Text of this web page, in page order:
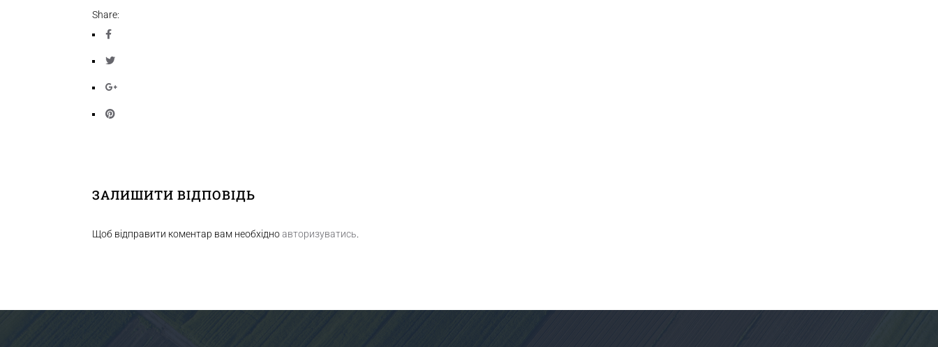
Share:
ЗАЛИШИТИ ВІДПОВІДЬ
Щоб відправити коментар вам необхідноавторизуватись